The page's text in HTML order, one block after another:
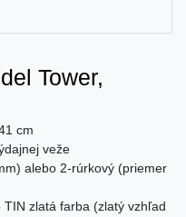
Tower,
cm
veže
alebo 2-rúrkový (priemer
zlatá farba (zlatý vzhľad